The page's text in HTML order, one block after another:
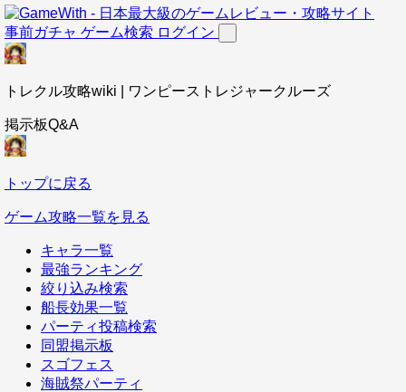
事前ガチャ ゲーム検索 ログイン
トレクル攻略wiki | ワンピーストレジャークルーズ
掲示板Q&A
トップに戻る
ゲーム攻略一覧を見る
キャラ一覧
最強ランキング
絞り込み検索
船長効果一覧
パーティ投稿検索
同盟掲示板
スゴフェス
海賊祭パーティ